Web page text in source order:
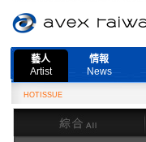
藝人
Artist
情報
News
HOTISSUE
綜合